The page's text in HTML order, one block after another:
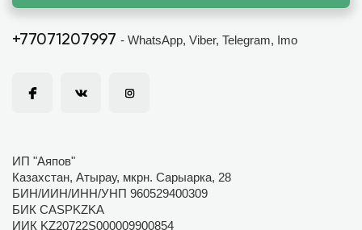
+77071207997 - WhatsApp, Viber, Telegram, Imo
ИП "Аяпов"
Казахстан, Атырау, мкрн. Сарыарка, 28
БИН/ИИН/ИНН/УНП 960529400309
БИК CASPKZKA
ИИК KZ20722S000009900854